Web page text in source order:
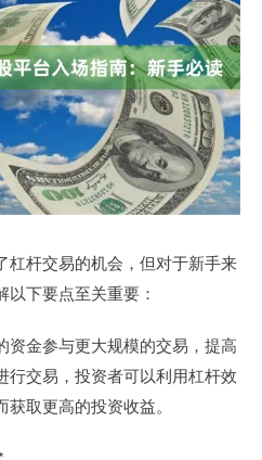
杠杆交易的机会，但对于新手来
下要点至关重要：
资金参与更大规模的交易，提高
行交易，投资者可以利用杠杆效
取更高的投资收益。